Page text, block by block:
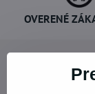
OVERENÉ